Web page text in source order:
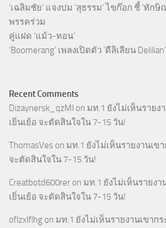
‘เฉลิมชัย’ แจงปม ‘สุธรรม’ ไขก๊อก ชี้ ‘ทัก
พรรคร่วม
คู่แฝด ‘แม้ว-ทอน’
‘Boomerang’ เพลงเปิดตัว ‘ดีลิเลียน
Recent Comments
Dizaynersk_qzMl on มท.1 ยังไม่เห็นรายง
เยิ่นเย้อ จะตัดสินใจใน 7-15 วัน!
ThomasVes on มท.1 ยังไม่เห็นรายงานเข
จะตัดสินใจใน 7-15 วัน!
Creatbotd600rer on มท.1 ยังไม่เห็นรายงา
เยิ่นเย้อ จะตัดสินใจใน 7-15 วัน!
oflzxlflhg on มท.1 ยังไม่เห็นรายงานเขาก